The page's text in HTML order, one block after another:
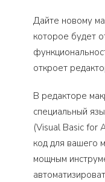
Дайте новому
которое будет
откроет
В редакторе
специальный
(Visual Basic for
код для вашего
мощным